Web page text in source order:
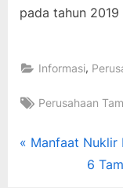
pada tahun
Informasi,
Tags:
Perusahaan
Post
P
Manfaat Nuklir
N
6